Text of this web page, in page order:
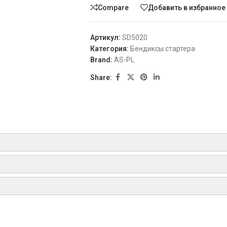
Compare Добавить в избранное
Артикул: SD5020
Категория: Бендиксы стартера
Brand: AS-PL
Share: